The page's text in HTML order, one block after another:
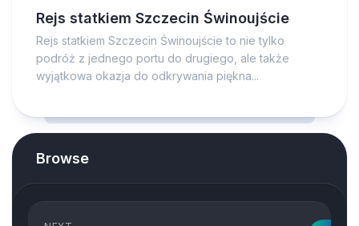
Rejs statkiem Szczecin Świnoujście
Rejs statkiem Szczecin Świnoujście to nie tylko
podróż z jednego portu do drugiego, ale także
wyjątkowa okazja do odkrywania piękna...
Browse